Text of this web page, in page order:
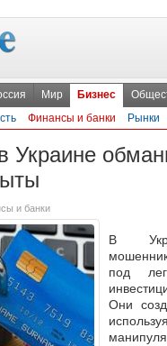
Мир Бизнес
Финансы и банки Рынки
Украине
и банки
В
под
Они